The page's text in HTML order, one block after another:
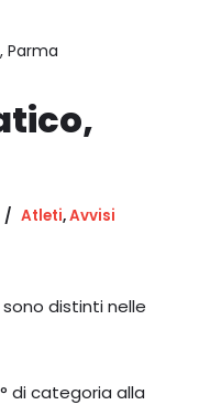
Parma
Atleti,Avvisi
distinti nelle
di categoria alla